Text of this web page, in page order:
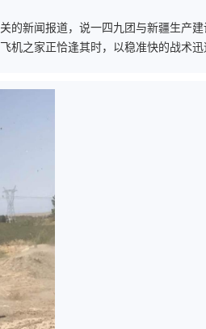
的新闻报道，说一四九团与新疆生产
之家正恰逢其时，以稳准快的战术迅